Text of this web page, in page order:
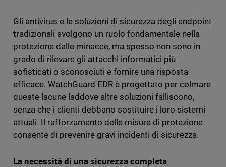
Gli antivirus e le soluzioni di sicurezza degli endpoint
tradizionali svolgono un ruolo fondamentale nella
protezione dalle minacce, ma spesso non sono in
grado di rilevare gli attacchi informatici più
sofisticati o sconosciuti e fornire una risposta
efficace. WatchGuard EDR è progettato per colmare
queste lacune laddove altre soluzioni falliscono,
senza che i clienti debbano sostituire i loro sistemi
attuali. Il rafforzamento delle misure di protezione
consente di prevenire gravi incidenti di sicurezza.
La necessità di una sicurezza completa